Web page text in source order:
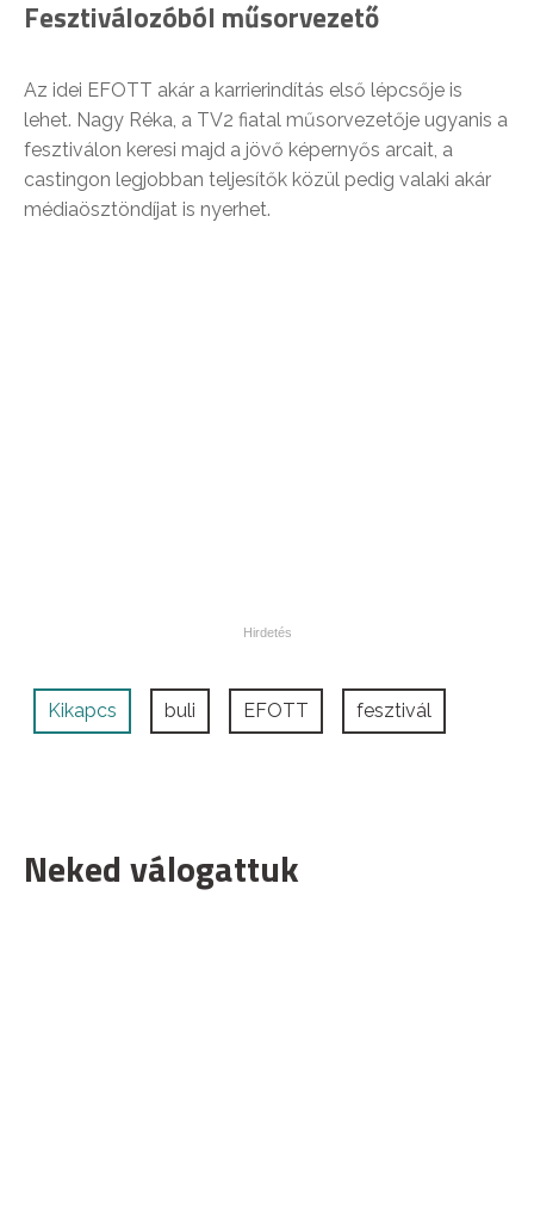
Fesztiválozóból műsorvezető
Az idei EFOTT akár a karrierindítás első lépcsője is
lehet. Nagy Réka, a TV2 fiatal műsorvezetője ugyanis a
fesztiválon keresi majd a jövő képernyős arcait, a
castingon legjobban teljesítők közül pedig valaki akár
médiaösztöndíjat is nyerhet.
Kikapcs buli EFOTT fesztivál
Neked válogattuk